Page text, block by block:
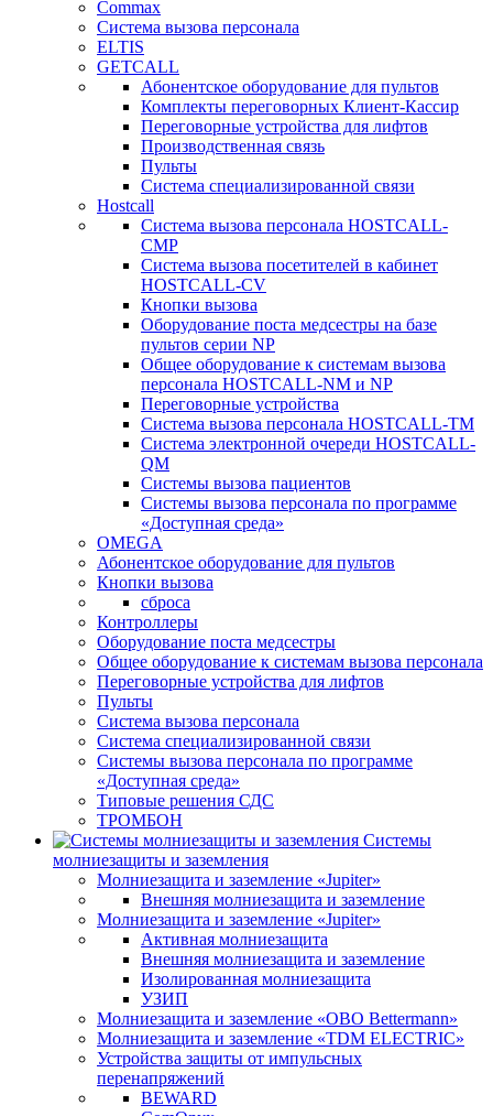
Commax
Cистема вызова персонала
ELTIS
GETCALL
Абонентское оборудование для пультов
Комплекты переговорных Клиент-Кассир
Переговорные устройства для лифтов
Производственная связь
Пульты
Система специализированной связи
Hostcall
Cистема вызова персонала HOSTCALL-
CMP
Cистема вызова посетителей в кабинет
HOSTCALL-CV
Кнопки вызова
Оборудование поста медсестры на базе
пультов серии NP
Общее оборудование к системам вызова
персонала HOSTCALL-NM и NP
Переговорные устройства
Система вызова персонала HOSTCALL-TM
Система электронной очереди HOSTCALL-
QM
Системы вызова пациентов
Системы вызова персонала по программе
«Доступная среда»
OMEGA
Абонентское оборудование для пультов
Кнопки вызова
сброса
Контроллеры
Оборудование поста медсестры
Общее оборудование к системам вызова персонала
Переговорные устройства для лифтов
Пульты
Система вызова персонала
Система специализированной связи
Системы вызова персонала по программе
«Доступная среда»
Типовые решения СДС
ТРОМБОН
Системы
молниезащиты и заземления
Молниезащита и заземление «Jupiter»
Внешняя молниезащита и заземление
Молниезащита и заземление «Jupiter»
Активная молниезащита
Внешняя молниезащита и заземление
Изолированная молниезащита
УЗИП
Молниезащита и заземление «OBO Bettermann»
Молниезащита и заземление «TDM ЕLECTRIC»
Устройства защиты от импульсных
перенапряжений
BEWARD